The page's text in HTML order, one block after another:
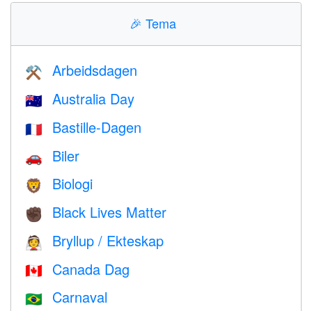
🎉 Tema
⚒️ Arbeidsdagen
🇦🇺 Australia Day
🇫🇷 Bastille-Dagen
🚗 Biler
🦁 Biologi
✊🏿 Black Lives Matter
👰 Bryllup / Ekteskap
🇨🇦 Canada Dag
🇧🇷 Carnaval